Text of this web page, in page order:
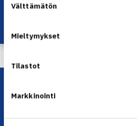
valinta
Välttämätön
Mieltymykset
Tilastot
Markkinointi
Seuraava uutinen: